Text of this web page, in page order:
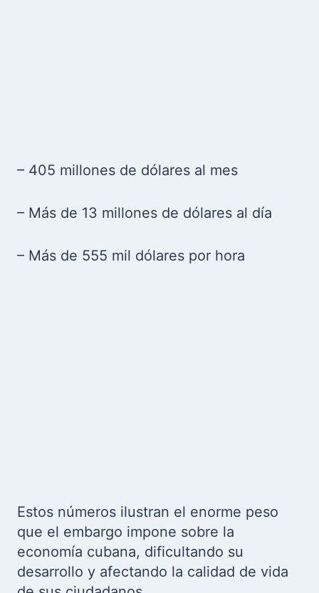
– 405 millones de dólares al mes
– Más de 13 millones de dólares al día
– Más de 555 mil dólares por hora
Estos números ilustran el enorme peso
que el embargo impone sobre la
economía cubana, dificultando su
desarrollo y afectando la calidad de vida